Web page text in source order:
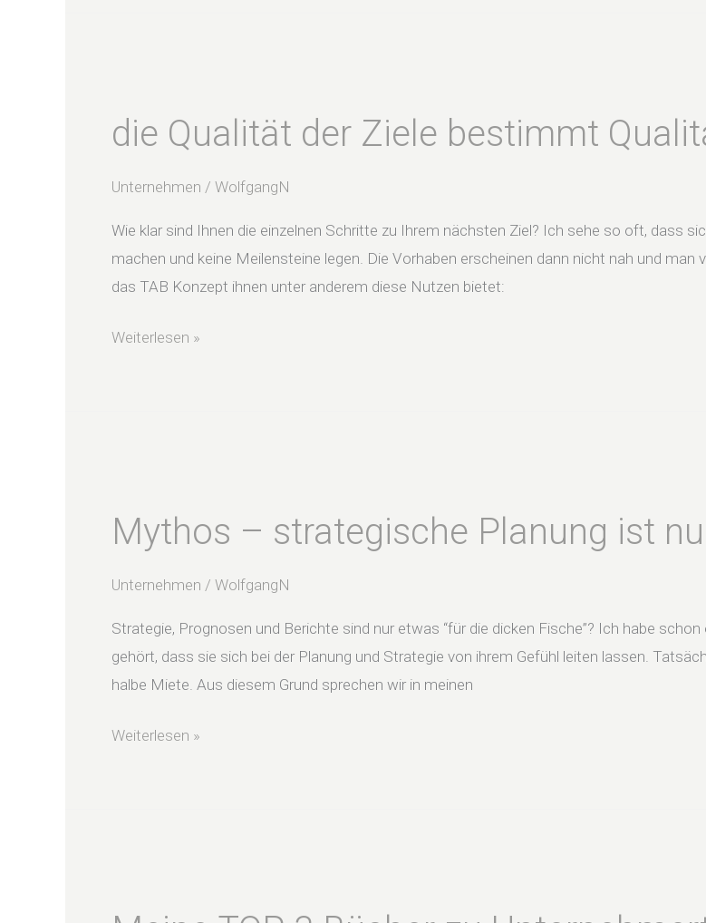
die Qualität der Ziele bestimmt
Unternehmen / WolfgangN
Wie klar sind Ihnen die einzelnen Schritte zu Ihrem nächsten Ziel? Ich sehe so oft, dass
machen und keine Meilensteine legen. Die Vorhaben erscheinen dann nicht nah und
das TAB Konzept ihnen unter anderem diese Nutzen bietet:
der
bestimmt
der
Zukunft
Weiterlesen »
Mythos – strategische Planung ist
Unternehmen / WolfgangN
Strategie, Prognosen und Berichte sind nur etwas “für die dicken Fische”? Ich habe
gehört, dass sie sich bei der Planung und Strategie von ihrem Gefühl leiten lassen.
halbe Miete. Aus diesem Grund sprechen wir in meinen
strategische
Planung
ist
was
für
die
Weiterlesen »